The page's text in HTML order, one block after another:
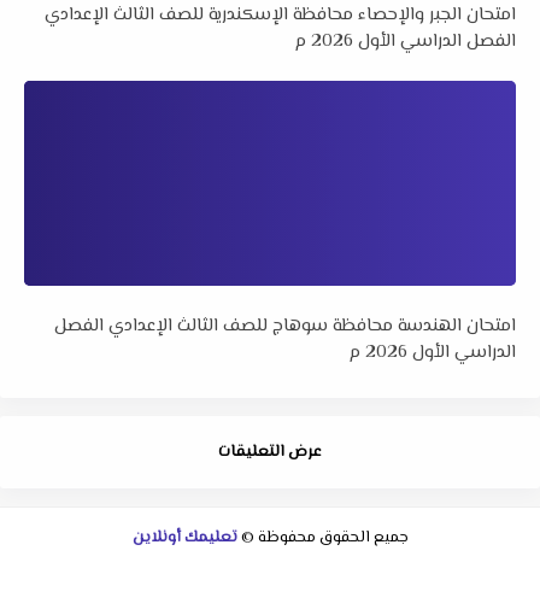
امتحان الجبر والإحصاء محافظة الإسكندرية للصف الثالث الإعدادي
الفصل الدراسي الأول 2026 م
امتحان الهندسة محافظة سوهاج للصف الثالث الإعدادي الفصل
الدراسي الأول 2026 م
عرض التعليقات
جميع الحقوق محفوظة ©تعليمك أونلاين